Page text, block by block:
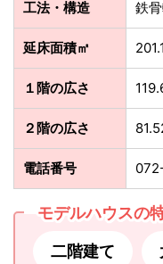
工法・構造 鉄
延床面積㎡
１階の広さ
２階の広さ
電話番号
モデルハウスの
二階建て